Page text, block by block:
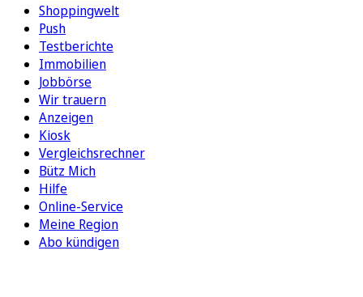
Shoppingwelt
Push
Testberichte
Immobilien
Jobbörse
Wir trauern
Anzeigen
Kiosk
Vergleichsrechner
Bütz Mich
Hilfe
Online-Service
Meine Region
Abo kündigen